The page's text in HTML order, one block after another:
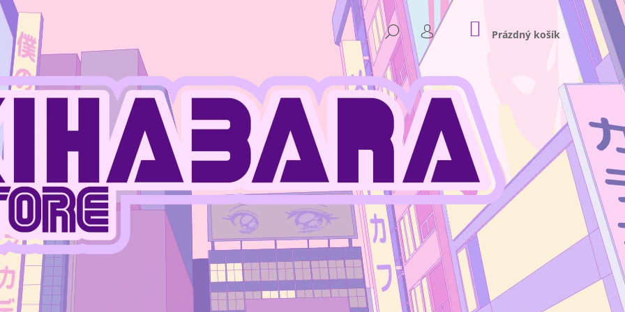
HLEDAT
PŘIHLÁŠENÍ
NÁKUPNÍ
KOŠÍK
Prázdný košík
CO POTŘEBUJETE NAJÍT?
HLEDAT
DOPORUČUJEME
KAISEN - MEGUMI FUSHIGURO ONE PIECE - MONKEY D. LUFFY GEAR 4